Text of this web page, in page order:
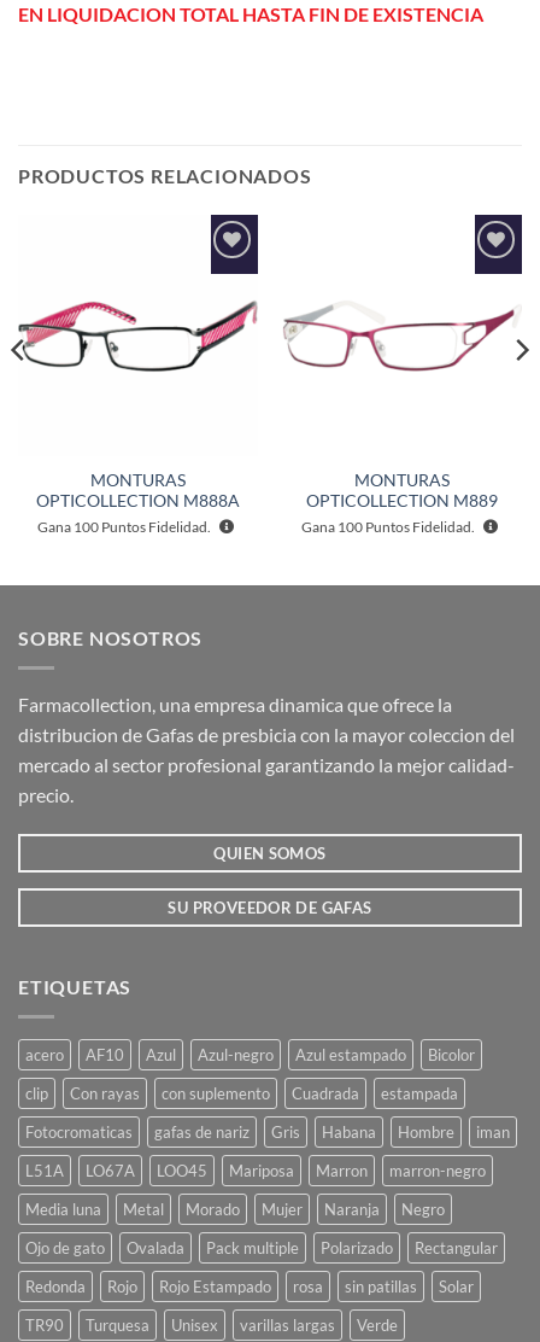
EN LIQUIDACION TOTAL HASTA FIN DE EXISTENCIA
PRODUCTOS RELACIONADOS
Añadir
lista de
deseos
MONTURAS
OPTICOLLECTION M888A
Gana 100Puntos Fidelidad.
Añadir
lista de
deseos
MONTURAS
OPTICOLLECTION M889
Gana 100Puntos Fidelidad.
SOBRE NOSOTROS
Farmacollection, una empresa dinamica que ofrece la
distribucion de Gafas de presbicia con la mayor coleccion del
mercado al sector profesional garantizando la mejor calidad-
precio.
QUIEN SOMOS
SU PROVEEDOR DE GAFAS
ETIQUETAS
acero AF10 Azul Azul-negro Azul estampado
Bicolor
clip
Con rayas con suplemento Cuadrada
estampada
Fotocromaticas
gafas de nariz Gris Habana Hombre
iman
L51A
LO67A LOO45 Mariposa Marron
marron-negro
Media luna
Metal Morado Mujer Naranja
Negro
Ojo de gato
Ovalada Pack multiple Polarizado
Rectangular
Redonda
Rojo Rojo Estampado rosa sin patillas
Solar
TR90
Turquesa Unisex varillas largas Verde